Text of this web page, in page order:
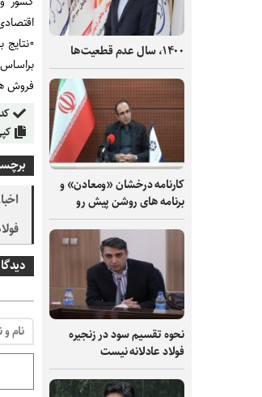
۱۴۰۰، سال عدم قطعیت‌ها
کارنامه درخشان «ومعادن» و
برنامه های روشن پیش رو
نحوه تقسیم سود در زنجیره
فولاد عادلانه نیست
فروش همین
نام